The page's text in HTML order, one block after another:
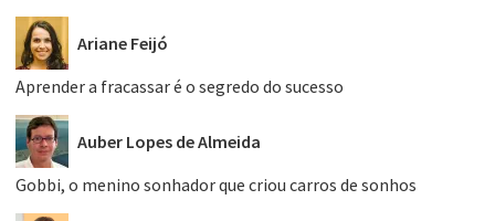
Ariane Feijó
Aprender a fracassar é o segredo do sucesso
Auber Lopes de Almeida
Gobbi, o menino sonhador que criou carros de sonhos